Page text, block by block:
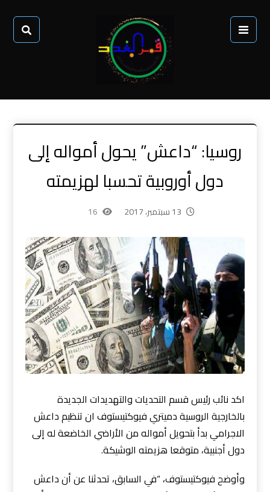
روسيا: “داعش” يحول أمواله إلى
دول أوروبية تحسبا لهزيمته
13 سبتمبر، 2017 16
اكد نائب رئيس قسم التحديات والتهديدات الجديدة
بالخارجية الروسية دميتري فيوكتيستوف ان تنظيم داعش
الاجرامي بدأ بتحويل أمواله من الأراضي الخاضعة له إلى
دول أجنبية، متوقعا هزيمته الوشيكة.
وأوضح فيوكتيستوف، “في السابق، تحدثنا عن أن داعش